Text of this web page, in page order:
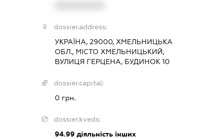
dossier.address:
УКРАЇНА, 29000, ХМЕЛЬНИЦЬКА
ОБЛ., МІСТО ХМЕЛЬНИЦЬКИЙ,
ВУЛИЦЯ ГЕРЦЕНА, БУДИНОК 10
dossier.capital:
0 грн.
dossier.kveds:
94.99 діяльність інших